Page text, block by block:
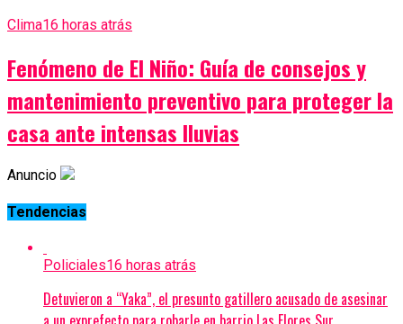
Clima16 horas atrás
Fenómeno de El Niño: Guía de consejos y
mantenimiento preventivo para proteger la
casa ante intensas lluvias
Anuncio
Tendencias
Policiales16 horas atrás
Detuvieron a “Yaka”, el presunto gatillero acusado de asesinar